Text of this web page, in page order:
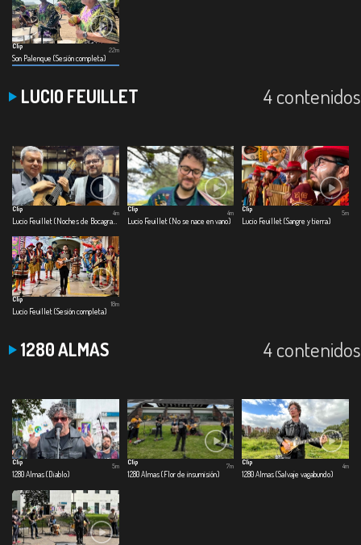
Clip
Son Palenque (Sesión completa)
22m
LUCIO FEUILLET 4 contenidos
Clip
4m
Clip
Lucio Feuillet (No se nace en vano)
4m
Clip
Lucio Feuillet (Sangre y tierra)
5m
Clip
Lucio Feuillet (Sesión completa)
18m
1280 ALMAS 4 contenidos
Clip
1280 Almas (Diablo)
5m
Clip
1280 Almas (Flor de insumisión)
7m
Clip
1280 Almas (Salvaje vagabundo)
4m